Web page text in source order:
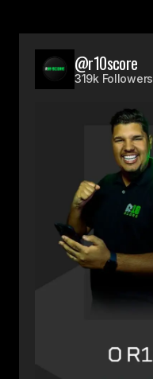
@r10score
319k Followers